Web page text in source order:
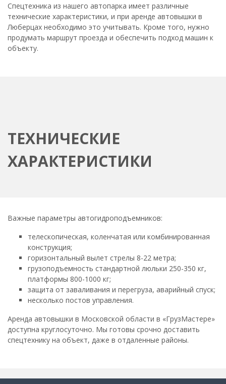
Спецтехника из нашего автопарка имеет различные
технические характеристики, и при аренде автовышки в
Люберцах необходимо это учитывать. Кроме того, нужно
продумать маршрут проезда и обеспечить подход машин к
объекту.
ТЕХНИЧЕСКИЕ
ХАРАКТЕРИСТИКИ
Важные параметры автогидроподъемников:
телескопическая, коленчатая или комбинированная
конструкция;
горизонтальный вылет стрелы 8-22 метра;
грузоподъемность стандартной люльки 250-350 кг,
платформы 800-1000 кг;
защита от заваливания и перегруза, аварийный спуск;
несколько постов управления.
Аренда автовышки в Московской области в «ГрузМастере»
доступна круглосуточно. Мы готовы срочно доставить
спецтехнику на объект, даже в отдаленные районы.